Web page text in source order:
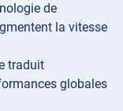
de
la vitesse
traduit
globales